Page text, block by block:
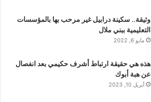
وثيقة.. سكينة درابيل غير مرحب بها بالمؤسسات
التعليمية ببني ملال
مايو 6, 2022
هذه هي حقيقة ارتباط أشرف حكيمي بعد انفصال
عن هبة أبوك
أبريل 10, 2023